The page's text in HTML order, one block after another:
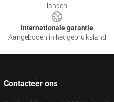
landen
Internationale garantie
Aangeboden in het gebruiksland
Contacteer ons